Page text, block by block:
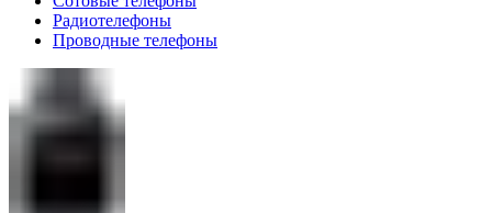
Радиотелефоны
Проводные телефоны